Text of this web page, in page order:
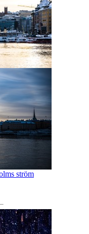
ström